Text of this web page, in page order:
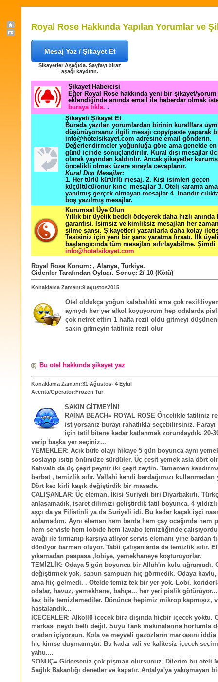
Royal Rose Hakkında Yapılan Yorumlar ve
Mesaj Yaz / Şikayet Et
Şikayetler Aşağıda. Sayfayı biraz
aşağı kaydırın.
Şikayet Habercisi
Eğer Royal Rose hakkında yeni bir şikayet/yorum
eklendiğinde anında email ile haberdar olmak
buraya tıkla. .
Şikayeti Şikayet Et
Burada yazılan yorumlardan birinin kuralllara
düşünüyorsanız ilgili mesajı copy/paste yaparak
info@hotelsikayet.com adresine email gönderin.
Değerlendirmeler yoğunluğa göre ama genelde
günü içinde sonuçlandırılır. Kural dışı mesajlar
olarak yayından kaldırılır. Ancak şikayetler
öncelikli olmak üzere sırayla cevaplanır.
Kural Dışı Mesajlar:
1. Her türlü küfürlü mesaj. 2. Kişi isimleri geçen
küçültücü/onur kırıcı mesajlar 3. Oteli karama
yapılmış gerçek olmayan mesajlar 4.
boş yazılmış mesajlar.
Kurumsal Üye Olun
Yıllık bir üyelik bedeli ödeyerek daha hızlı
garantisi. İsimsiz ve kimliksiz mesajları her zaman
silme şansı. Şikayetleri yazanlarla daha kolay
Tesisiniz için yeni bir şans yaratma fırsatı. İlk
başlangıcında tüm mesajları sıfırlayabilme. Şimdi
info@hotelsikayet.com
Royal Rose Konum: , Alanya, Turkiye.
Gidenler Tarafından Oyladı. Sonuç: 2/ 10 (Kötü)
Konaklama Zamanı:9 agustos2015
Otel oldukça yoğun kalabalıkti ama çok
aynıydı her yer alkol koyuyorum hep odalarda
çok nefret ettim 1 hafta rezil oldu gitmeyi
sakin gitmeyin tatiliniz rezil olur
Bu otel hakkında şikayet yaz
Konaklama Zamanı:31 Ağustos- 4 Eylül
Acenta/Operatör:Frozen Tur
SAKIN GİTMEYİN!
RAİNA BEACH= ROYAL ROSE Öncelikle tatiliniz
istiyorsanız burayı rahatlıkla seçebilirsiniz.
için tatil bitene kadar katlanmak zorundaydık. 20-
verip başka yer seçiniz...
YEMEKLER: Açık büfe olayı hikaye 5 gün boyunca aynı
soslayıp ısıtıp önümüze sürdüler. Üç çeşit yemek asla dört
Kahvaltı da üç çeşit peynir iki çeşit zeytin. Tamamen
berbat , temizlik sıfır. Vallahi kendi bardağımızı kullanmadan
Dört kez kirli kaşık değiştirdik bir masada.
ÇALIŞANLAR: Üç eleman. İkisi Suriyeli biri Diyarbakırlı.
anlaşamadık, işaret dilimizi geliştirdik tatil boyunca. 4
aşçı da ya Filistinli ya da Suriyeli idi. Bu kadar kaçak işçi nasıl
anlamadım. Aynı eleman hem barda hem çay ocağında hem
hem serviste hem lobide hem lavabo temizliğinde
ayağı ile tırmanıp karşıya atlıyor servis elemanı yine bardan
dönüyor barmen oluyor. Tabii çalışanlarda da temizlik sıfır.
yıkamadan paspasa ,lobiye, yemekhaneye koşturuyorlar.
TEMİZLİK: Odaya 5 gün boyunca bir Allah'ın kulu uğramadı.
değiştirmek yok. sabun şampuan hiç görmedik. Odaya
ama hiç gelmedi. . Otelde temiz tek bir yer yok. Lobi,
odalar, havuz, yemekhane, bahçe... her yeri pislik
kez bile temizlemediler. Dönünce hepimiz mikrop kapmışız,
hastalandık...
İÇECEKLER: Alkollü içecek bira dışında hiçbir içecek yoktu.
markası neydi belli değil. Suyu Tank makinalarına hortumla
oradan içiyorsun. Kola ve meyveli gazozların markasını
hiç kimse duymamıştır. Bu kadar adi ve kalitesiz içecek
yahu....
SONUÇ= Giderseniz çok pişman olursunuz. Dilerim bu oteli
Sağlık Bakanlığı denetler ve kapatır. Antalya'ya yakışmayan